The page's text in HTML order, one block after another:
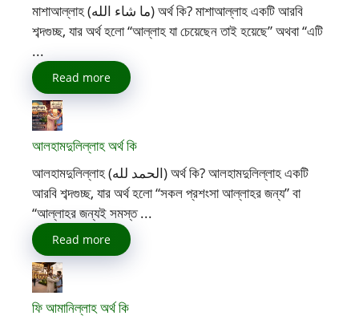
মাশাআল্লাহ (ما شاء الله) অর্থ কি? মাশাআল্লাহ একটি আরবি
শব্দগুচ্ছ, যার অর্থ হলো “আল্লাহ যা চেয়েছেন তাই হয়েছে” অথবা “এটি
...
Read more
আলহামদুলিল্লাহ অর্থ কি
আলহামদুলিল্লাহ (الحمد لله) অর্থ কি? আলহামদুলিল্লাহ একটি
আরবি শব্দগুচ্ছ, যার অর্থ হলো “সকল প্রশংসা আল্লাহর জন্য” বা
“আল্লাহর জন্যই সমস্ত ...
Read more
ফি আমানিল্লাহ অর্থ কি